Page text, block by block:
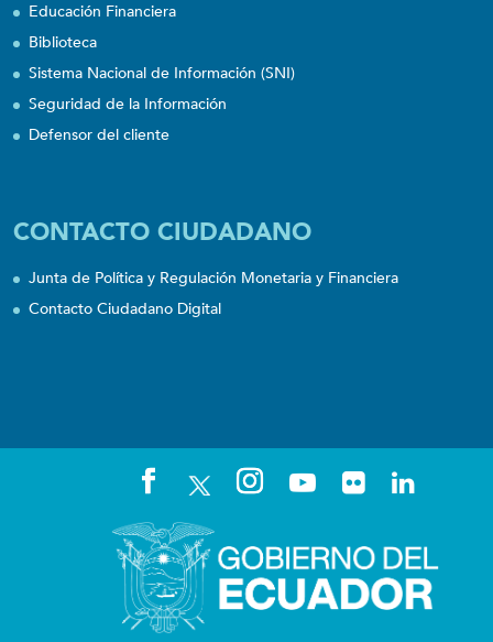
Educación Financiera
Biblioteca
Sistema Nacional de Información (SNI)
Seguridad de la Información
Defensor del cliente
CONTACTO CIUDADANO
Junta de Política y Regulación Monetaria y Financiera
Contacto Ciudadano Digital